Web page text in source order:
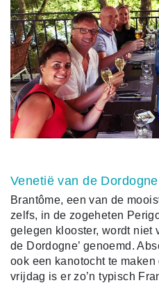
Venetië van de Dordogne
Brantôme, een van de
zelfs, in de zogeheten
gelegen klooster, wordt niet
de Dordogne’ genoemd.
ook een kanotocht te
vrijdag is er zo’n typisch